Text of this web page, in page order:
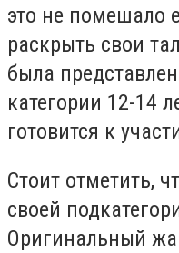
это не помешало
раскрыть свои
была
категории 12-14
готовится к
Стоит отметить,
своей
Оригинальный